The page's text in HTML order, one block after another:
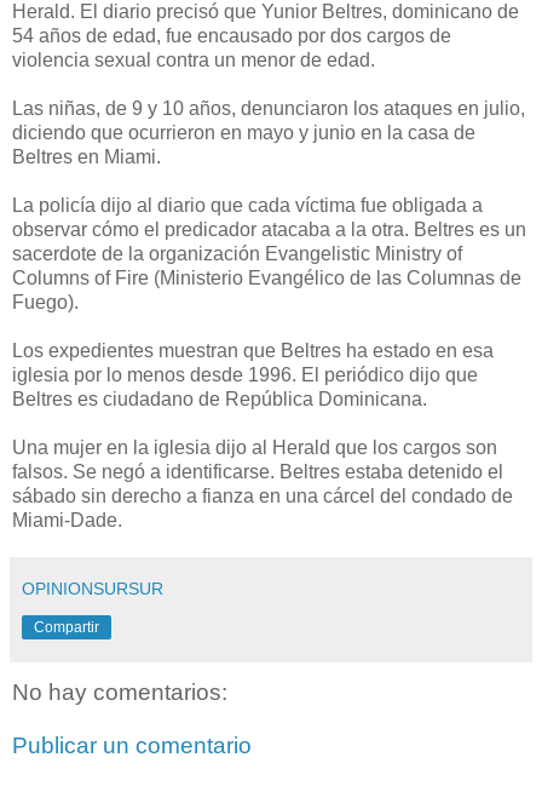
Herald. El diario precisó que Yunior Beltres, dominicano de
54 años de edad, fue encausado por dos cargos de
violencia sexual contra un menor de edad.
Las niñas, de 9 y 10 años, denunciaron los ataques en julio,
diciendo que ocurrieron en mayo y junio en la casa de
Beltres en Miami.
La policía dijo al diario que cada víctima fue obligada a
observar cómo el predicador atacaba a la otra. Beltres es un
sacerdote de la organización Evangelistic Ministry of
Columns of Fire (Ministerio Evangélico de las Columnas de
Fuego).
Los expedientes muestran que Beltres ha estado en esa
iglesia por lo menos desde 1996. El periódico dijo que
Beltres es ciudadano de República Dominicana.
Una mujer en la iglesia dijo al Herald que los cargos son
falsos. Se negó a identificarse. Beltres estaba detenido el
sábado sin derecho a fianza en una cárcel del condado de
Miami-Dade.
OPINIONSURSUR
Compartir
No hay comentarios:
Publicar un comentario